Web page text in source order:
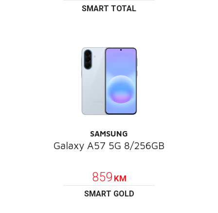
SMART TOTAL
SAMSUNG
Galaxy A57 5G 8/256GB
859 KM
SMART GOLD